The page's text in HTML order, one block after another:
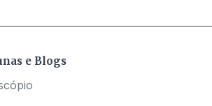
e Blogs